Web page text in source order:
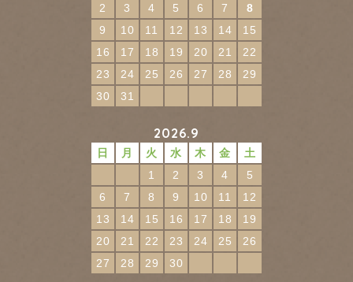
2
3 4 5 6 7
8
9
10 11 12 13 14
15
16
17 18 19 20 21
22
23
24 25 26 27 28
29
30
31
2026.9
日 月 火 水 木 金
土
1
2 3 4
5
6
7 8 9 10 11
12
13
14 15 16 17 18
19
20
21 22 23 24 25
26
27
28 29 30